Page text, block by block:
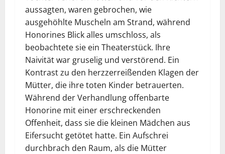
aussagten, waren gebrochen, wie
ausgehöhlte Muscheln am Strand, während
Honorines Blick alles umschloss, als
beobachtete sie ein Theaterstück. Ihre
Naivität war gruselig und verstörend. Ein
Kontrast zu den herzzerreißenden Klagen der
Mütter, die ihre toten Kinder betrauerten.
Während der Verhandlung offenbarte
Honorine mit einer erschreckenden
Offenheit, dass sie die kleinen Mädchen aus
Eifersucht getötet hatte. Ein Aufschrei
durchbrach den Raum, als die Mütter